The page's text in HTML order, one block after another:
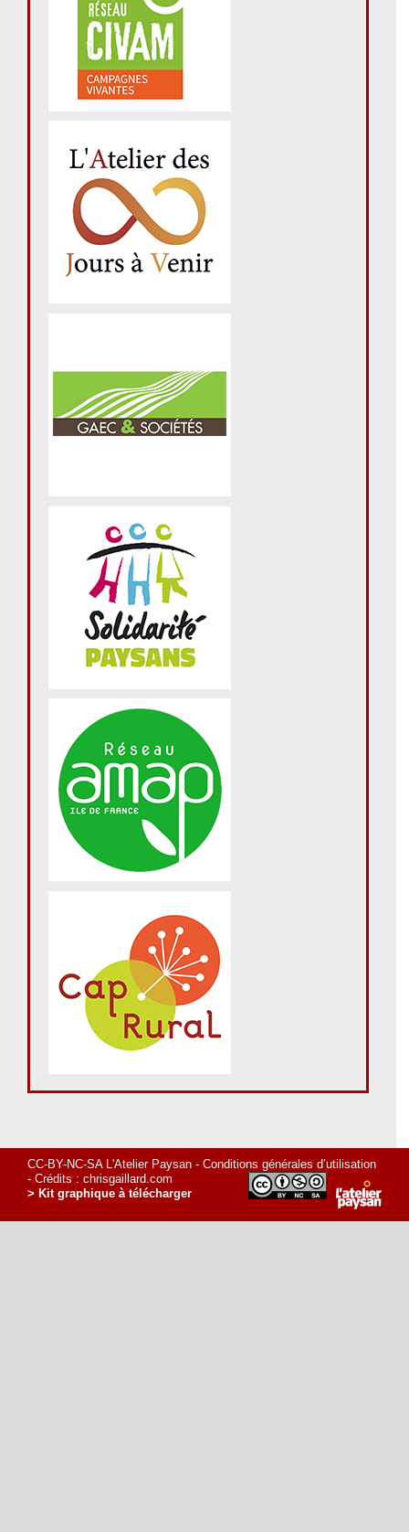
CC-BY-NC-SA L'Atelier Paysan - Conditions générales d’utilisation
- Crédits : chrisgaillard.com
> Kit graphique à télécharger